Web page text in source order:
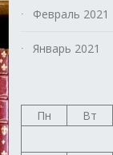
Февраль 2021
Январь 2021
Пн
Вт